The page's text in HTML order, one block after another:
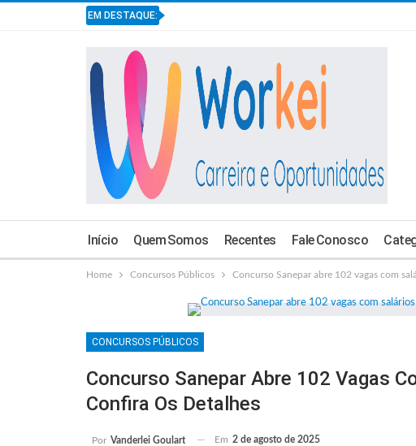
EM DESTAQUE:
Início Quem Somos Recentes Fale Conosco
Home Concursos Públicos Concurso Sanepar abre 102 vagas com
CONCURSOS PÚBLICOS
Concurso Sanepar Abre 102 Vagas
Confira Os Detalhes
Por Vanderlei Goulart Em 2 de agosto de 2025